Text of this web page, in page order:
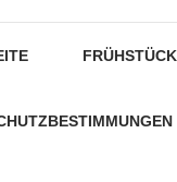
FRÜHSTÜCK